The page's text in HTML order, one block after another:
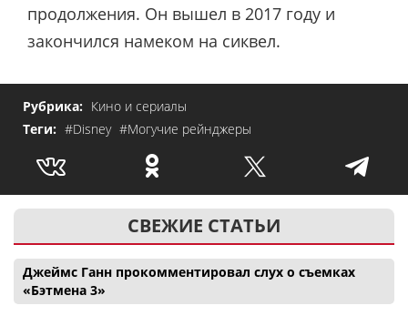
продолжения. Он вышел в 2017 году и
закончился намеком на сиквел.
Рубрика: Кино и сериалы
Теги: #Disney #Могучие рейнджеры
СВЕЖИЕ СТАТЬИ
Джеймс Ганн прокомментировал слух о съемках
«Бэтмена 3»